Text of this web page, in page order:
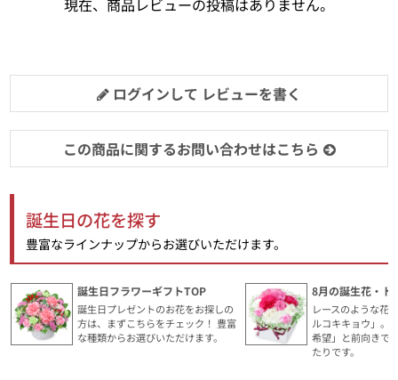
ログインして レビューを書く
この商品に関するお問い合わせはこちら
誕生日の花を探す
豊富なラインナップからお選びいただけます。
誕生日フラワーギフトTOP
誕生日プレゼントのお花をお探しの
方は、まずこちらをチェック！ 豊富
な種類からお選びいただけます。
8月の誕生花・ト
レースのような花
ルコキキョウ」。
希望」と前向きで
たりです。